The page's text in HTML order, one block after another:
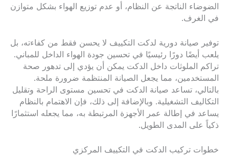
الضوضاء الناتجة عن النظام، أو عدم توزيع الهواء بشكل متوازن
في الغرف.
توفير صيانة دورية لدكت التكييف لا يحسن فقط من كفاءته، بل
يلعب أيضًا دورًا رئيسيًا في تحسين جودة الهواء الداخل للمباني.
تراكم الملوثات داخل الدكت يمكن أن يؤدي إلى تدهور صحة
المستخدمين، مما يجعل الصيانة المنتظمة ضرورة ملحة.
بالتالي، تساعد صيانة الدكت في تحسين مستوى الراحة وتقليل
التكاليف التشغيلية. وبالإضافة إلى ذلك، فإن الاهتمام بالنظام
يساعد في إطالة عمر الأجهزة المرتبطة به، مما يجعله استثمارًا
ذكياً على المدى الطويل.
خطوات تركيب الدكت في التكييف المركزي